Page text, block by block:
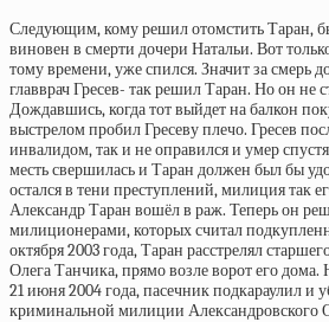
Следующим, кому решил отомстить Таран,
виновен в смерти дочери Натальи. Вот
тому времени, уже спился. Значит за смерь
главврач Гресев- так решил Таран. Но он не
Дождавшись, когда тот выйдет на балкон
выстрелом пробил Гресеву плечо. Гресев
инвалидом, так и не оправился и умер
месть свершилась и Таран должен был бы
остался в тени преступлений, милиция так
Александр Таран вошёл в раж. Теперь он
милиционерами, которых считал
октября 2003 года, Таран расстрелял
Олега Танчика, прямо возле ворот его дома.
21 июня 2004 года, пасечник подкараулил и
криминальной милиции